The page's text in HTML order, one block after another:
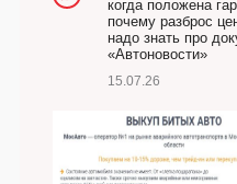
-- Люблю давать советы и очень не
дают мне.
когда положена
почему разброс
надо знать про
«Автоновости»
15.07.26